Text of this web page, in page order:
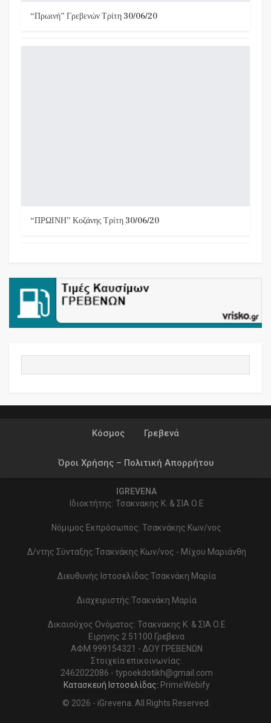
“Πρωινή” Γρεβενών Τρίτη 30/06/20
“ΠΡΩΙΝΗ” Κοζάνης Τρίτη 30/06/20
Κόσμος Γρεβενά
Όροι Χρήσης – Πολιτική Απορρήτου
IGREVENA
Ιδιοκτήτης: Τσακνακης Κ. & ΣΙΑ Ο.Ε
Νόμιμος Εκπρόσωπος: Τσακνάκης Κων/νος
Δ/ντης Σύνταξης:Τσακνάκης Κων/νος - Μίχου Μαριάνθη
Διευθυνής Ιστοσελίδας:Τσακνάκη Μαρία
Διαχειριστής:Τσακνάκη Μαρία
Δικαιούχος Ονόματος: Τσακνακης Κ. & ΣΙΑ Ο.Ε
Ειρηνης 2 51100 Γρεβενα
ΑΦΜ 999154321 - ΔΟΥ ΓΡΕΒΕΝΩΝ
Στοιχεία επικοινωνίας:
2462022086 - typoekdotikh@gmail.com
Κατασκευή Ιστοσελίδας: PrimeWebify
© 2026 - iGrevena. All Rights Reserved.